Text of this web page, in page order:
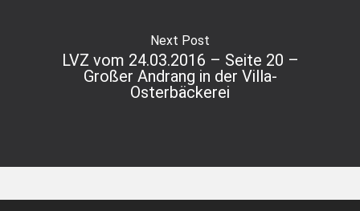
Next Post
LVZ vom 24.03.2016 – Seite 20 –
Großer Andrang in der Villa-
Osterbäckerei